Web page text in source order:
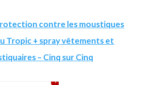
contre les moustiques
Tropic + spray vêtements et
– Cinq sur Cinq
7%